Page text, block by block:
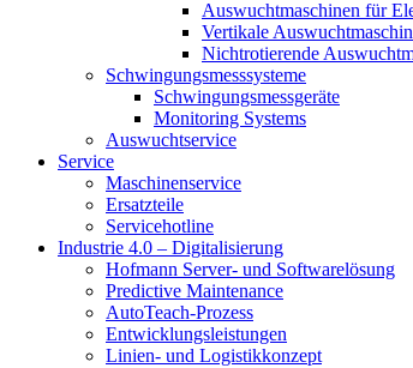
Auswuchtmaschinen für
Vertikale
Nichtrotierende
Schwingungsmesssysteme
Schwingungsmessgeräte
Monitoring Systems
Auswuchtservice
Service
Maschinenservice
Ersatzteile
Servicehotline
Industrie 4.0 – Digitalisierung
Hofmann Server- und Softwarelösung
Predictive Maintenance
AutoTeach-Prozess
Entwicklungsleistungen
Linien- und Logistikkonzept